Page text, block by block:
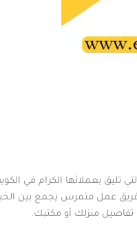
بعملائها الكرام في
فريق عمل متمرس يجمع بين
تفاصيل منزلك أو مكتبك.